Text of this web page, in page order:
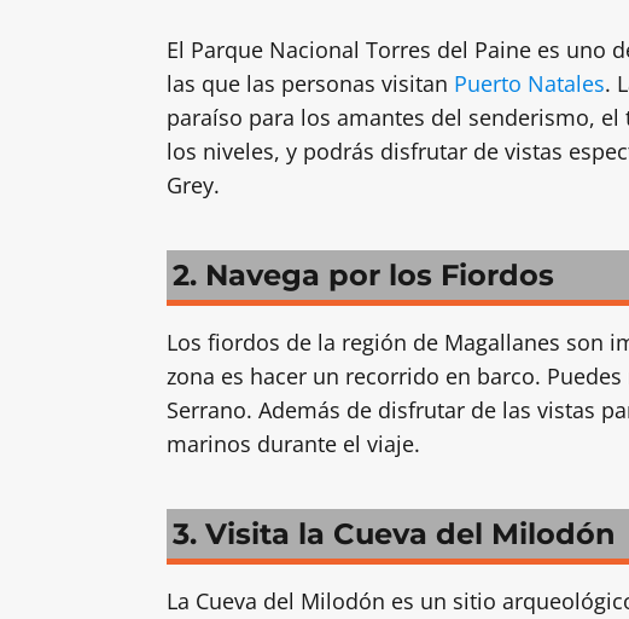
El Parque Nacional Torres del Paine es uno
las que las personas visitan Puerto Natales.
paraíso para los amantes del senderismo,
los niveles, y podrás disfrutar de vistas
Grey.
2. Navega por los Fiordos
Los fiordos de la región de Magallanes son
zona es hacer un recorrido en barco.
Serrano. Además de disfrutar de las vistas
marinos durante el viaje.
3. Visita la Cueva del Milodón
La Cueva del Milodón es un sitio